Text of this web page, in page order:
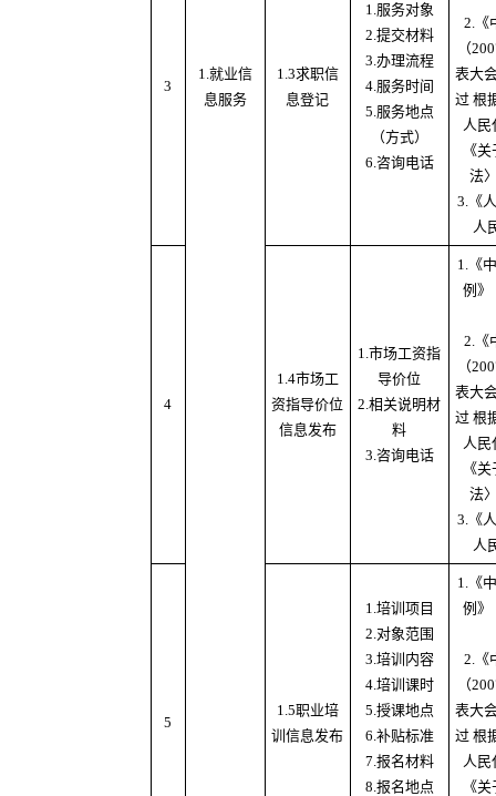
1.就业信
息服务
3
1.3求职信
息登记
1.服务对象
2.提交材料
3.办理流程
4.服务时间
5.服务地点
（方式）
6.咨询电话
2.《
（
表大
过 根
人民
《
法
3.《
人
4
1.4市场工
资指导价位
信息发布
1.市场工资指
导价位
2.相关说明材
料
3.咨询电话
1.《
例》
2.《
（
表大
过 根
人民
《
法
3.《
人
5
1.5职业培
训信息发布
1.培训项目
2.对象范围
3.培训内容
4.培训课时
5.授课地点
6.补贴标准
7.报名材料
8.报名地点
1.《
例》
2.《
（
表大
过 根
人民
《